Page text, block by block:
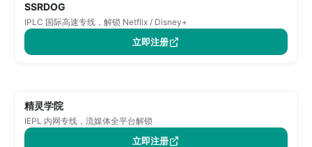
SSRDOG
IPLC 国际高速专线，解锁 Netflix / Disney+
立即注册
精灵学院
IEPL 内网专线，流媒体全平台解锁
立即注册